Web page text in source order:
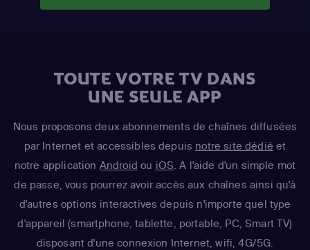
TOUTE VOTRE TV DANS
UNE SEULE APP
Nous proposons deux abonnements de chaînes diffusées
par Internet et accessibles depuis notre site dédié et
notre application Android ou iOS . A l'aide d'un simple mot
de passe, vous pourrez avoir accès aux chaînes ainsi qu'à
d'autres options interactives depuis n'importe quel type
d'appareil (smartphone, tablette, portable, PC, Smart TV)
disposant d'une connexion Internet, wifi, 4G/5G.